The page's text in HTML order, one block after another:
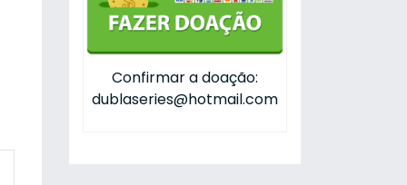
Confirmar a doação:
dublaseries@hotmail.com